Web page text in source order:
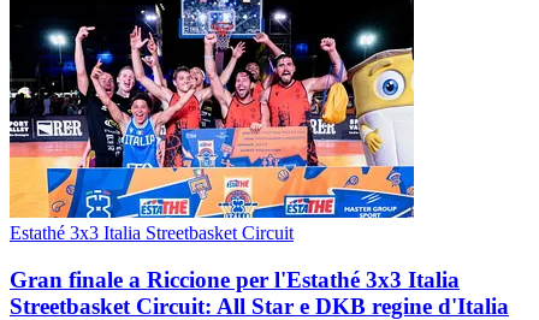
Estathé 3x3 Italia Streetbasket Circuit
Gran finale a Riccione per l'Estathé 3x3 Italia
Streetbasket Circuit: All Star e DKB regine d'Italia